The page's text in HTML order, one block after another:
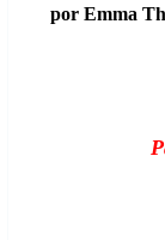
por Emma